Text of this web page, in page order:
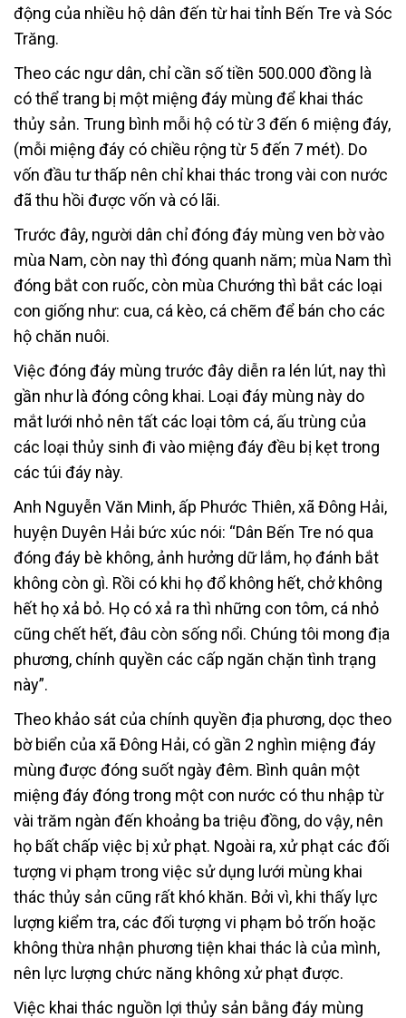
động của nhiều hộ dân đến từ hai tỉnh Bến Tre và Sóc
Trăng.
Theo các ngư dân, chỉ cần số tiền 500.000 đồng là
có thể trang bị một miệng đáy mùng để khai thác
thủy sản. Trung bình mỗi hộ có từ 3 đến 6 miệng đáy,
(mỗi miệng đáy có chiều rộng từ 5 đến 7 mét). Do
vốn đầu tư thấp nên chỉ khai thác trong vài con nước
đã thu hồi được vốn và có lãi.
Trước đây, người dân chỉ đóng đáy mùng ven bờ vào
mùa Nam, còn nay thì đóng quanh năm; mùa Nam thì
đóng bắt con ruốc, còn mùa Chướng thì bắt các loại
con giống như: cua, cá kèo, cá chẽm để bán cho các
hộ chăn nuôi.
Việc đóng đáy mùng trước đây diễn ra lén lút, nay thì
gần như là đóng công khai. Loại đáy mùng này do
mắt lưới nhỏ nên tất các loại tôm cá, ấu trùng của
các loại thủy sinh đi vào miệng đáy đều bị kẹt trong
các túi đáy này.
Anh Nguyễn Văn Minh, ấp Phước Thiên, xã Đông Hải,
huyện Duyên Hải bức xúc nói: “Dân Bến Tre nó qua
đóng đáy bè không, ảnh hưởng dữ lắm, họ đánh bắt
không còn gì. Rồi có khi họ đổ không hết, chở không
hết họ xả bỏ. Họ có xả ra thì những con tôm, cá nhỏ
cũng chết hết, đâu còn sống nổi. Chúng tôi mong địa
phương, chính quyền các cấp ngăn chặn tình trạng
này”.
Theo khảo sát của chính quyền địa phương, dọc theo
bờ biển của xã Đông Hải, có gần 2 nghìn miệng đáy
mùng được đóng suốt ngày đêm. Bình quân một
miệng đáy đóng trong một con nước có thu nhập từ
vài trăm ngàn đến khoảng ba triệu đồng, do vậy, nên
họ bất chấp việc bị xử phạt. Ngoài ra, xử phạt các đối
tượng vi phạm trong việc sử dụng lưới mùng khai
thác thủy sản cũng rất khó khăn. Bởi vì, khi thấy lực
lượng kiểm tra, các đối tượng vi phạm bỏ trốn hoặc
không thừa nhận phương tiện khai thác là của mình,
nên lực lượng chức năng không xử phạt được.
Việc khai thác nguồn lợi thủy sản bằng đáy mùng